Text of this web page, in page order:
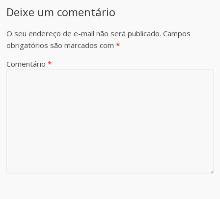
Deixe um comentário
O seu endereço de e-mail não será publicado. Campos
obrigatórios são marcados com*
Comentário*